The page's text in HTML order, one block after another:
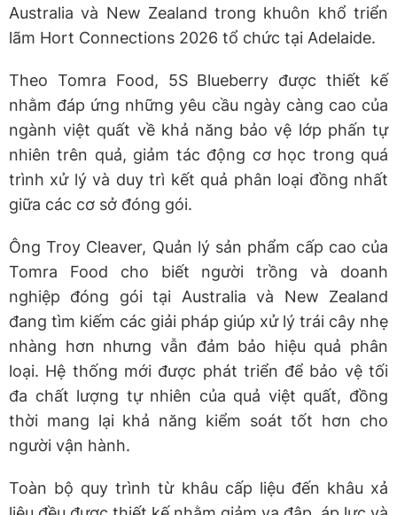
Australia và New Zealand trong khuôn khổ triển
lãm Hort Connections 2026 tổ chức tại Adelaide.
Theo Tomra Food, 5S Blueberry được thiết kế
nhằm đáp ứng những yêu cầu ngày càng cao của
ngành việt quất về khả năng bảo vệ lớp phấn tự
nhiên trên quả, giảm tác động cơ học trong quá
trình xử lý và duy trì kết quả phân loại đồng nhất
giữa các cơ sở đóng gói.
Ông Troy Cleaver, Quản lý sản phẩm cấp cao của
Tomra Food cho biết người trồng và doanh
nghiệp đóng gói tại Australia và New Zealand
đang tìm kiếm các giải pháp giúp xử lý trái cây nhẹ
nhàng hơn nhưng vẫn đảm bảo hiệu quả phân
loại. Hệ thống mới được phát triển để bảo vệ tối
đa chất lượng tự nhiên của quả việt quất, đồng
thời mang lại khả năng kiểm soát tốt hơn cho
người vận hành.
Toàn bộ quy trình từ khâu cấp liệu đến khâu xả